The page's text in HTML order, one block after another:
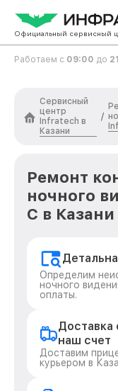
Официальный сервисный
Работаем с 09:00 до
Сервисный
центр
Infratech в
Казани
/
Ремонт
ночного
С в Казани
Определим
ночного
оплаты.
Доставка
наш счет
Доставим
курьером в